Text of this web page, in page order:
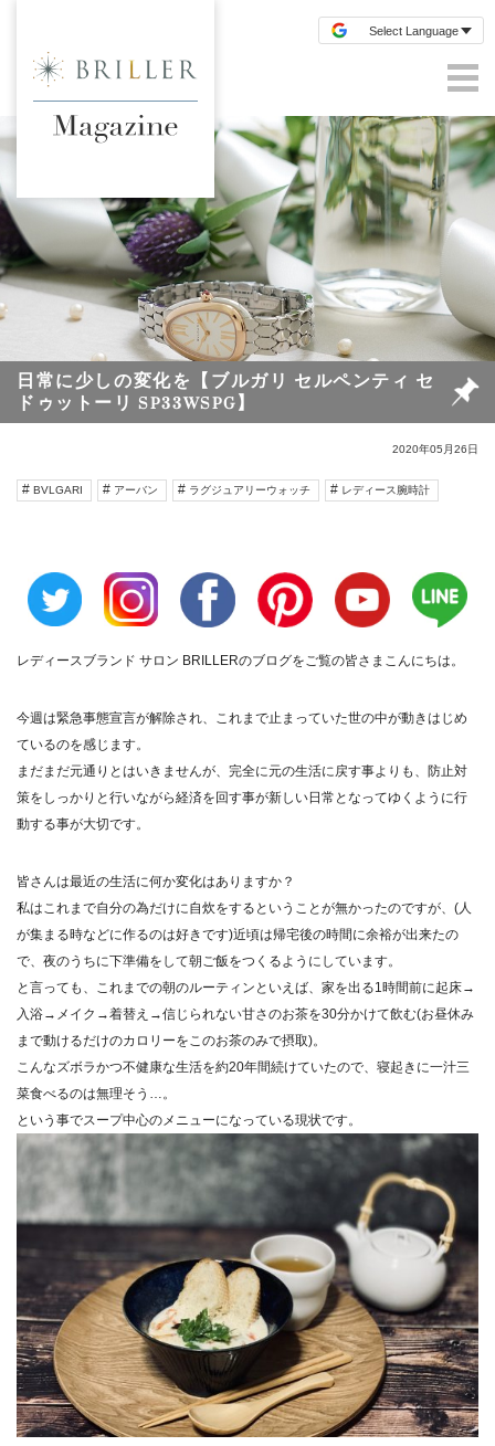
日常に少しの変化を【ブルガリ セルペンティ セ
ドゥットーリ SP33WSPG】
2020年05月26日
BVLGARI アーバン ラグジュアリーウォッチ レディース腕時計
レディースブランド サロン BRILLERのブログをご覧の皆さまこんにちは。
今週は緊急事態宣言が解除され、これまで止まっていた世の中が動きはじめ
ているのを感じます。
まだまだ元通りとはいきませんが、完全に元の生活に戻す事よりも、防止対
策をしっかりと行いながら経済を回す事が新しい日常となってゆくように行
動する事が大切です。
皆さんは最近の生活に何か変化はありますか？
私はこれまで自分の為だけに自炊をするということが無かったのですが、(人
が集まる時などに作るのは好きです)近頃は帰宅後の時間に余裕が出来たの
で、夜のうちに下準備をして朝ご飯をつくるようにしています。
と言っても、これまでの朝のルーティンといえば、家を出る1時間前に起床→
入浴→メイク→着替え→信じられない甘さのお茶を30分かけて飲む(お昼休み
まで動けるだけのカロリーをこのお茶のみで摂取)。
こんなズボラかつ不健康な生活を約20年間続けていたので、寝起きに一汁三
菜食べるのは無理そう…。
という事でスープ中心のメニューになっている現状です。